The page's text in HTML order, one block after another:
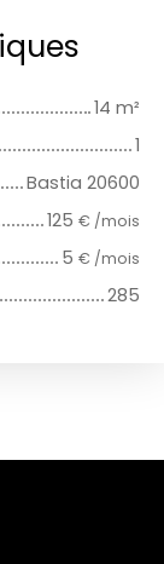
14 m²
1
Bastia 20600
125 € /mois
5 € /mois
285